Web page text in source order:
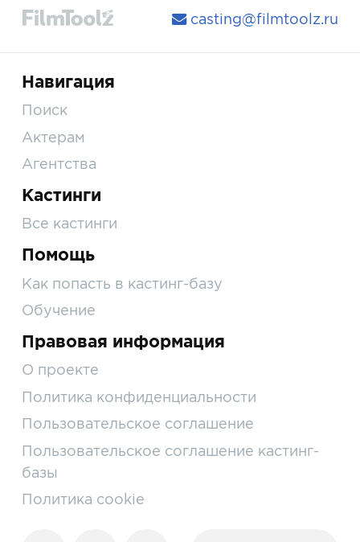
casting@filmtoolz.ru
Навигация
Поиск
Актерам
Агентства
Кастинги
Все кастинги
Помощь
Как попасть в кастинг-базу
Обучение
Правовая информация
О проекте
Политика конфиденциальности
Пользовательское соглашение
Пользовательское соглашение кастинг-
базы
Политика cookie